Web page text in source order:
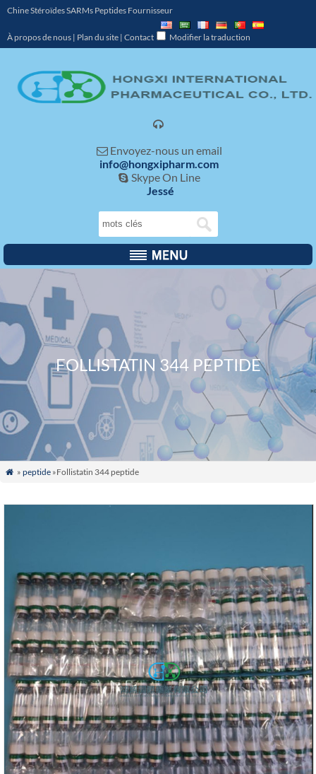
Chine Stéroïdes SARMs Peptides Fournisseur
À propos de nous | Plan du site | Contact Modifier la traduction

 Envoyez-nous un email
info@hongxipharm.com
 Skype On Line
Jessé
FOLLISTATIN 344 PEPTIDE
 » peptide»Follistatin 344 peptide